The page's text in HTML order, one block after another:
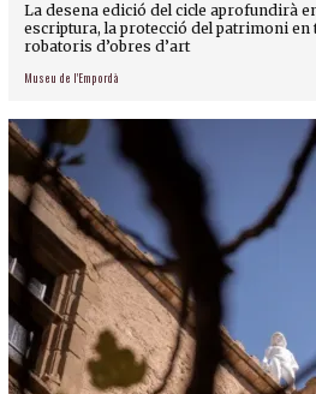
La desena edició del cicle aprofundirà
escriptura, la protecció del patrimoni
robatoris d’obres d’art
Museu de l'Empordà